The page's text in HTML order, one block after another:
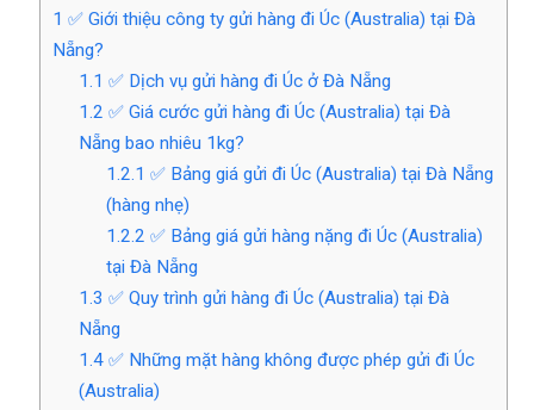
1 ✅ Giới thiệu công ty gửi hàng đi Úc (Australia) tại Đà
Nẵng?
1.1 ✅ Dịch vụ gửi hàng đi Úc ở Đà Nẵng
1.2 ✅ Giá cước gửi hàng đi Úc (Australia) tại Đà
Nẵng bao nhiêu 1kg?
1.2.1 ✅ Bảng giá gửi đi Úc (Australia) tại Đà Nẵng
(hàng nhẹ)
1.2.2 ✅ Bảng giá gửi hàng nặng đi Úc (Australia)
tại Đà Nẵng
1.3 ✅ Quy trình gửi hàng đi Úc (Australia) tại Đà
Nẵng
1.4 ✅ Những mặt hàng không được phép gửi đi Úc
(Australia)